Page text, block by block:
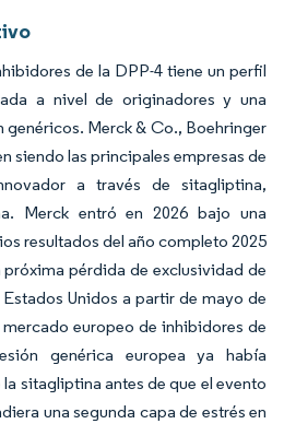
de la DPP-4 tiene un perfil
a nivel de originadores y una
genéricos. Merck & Co., Boehringer
siendo las principales empresas de
a través de sitagliptina,
Merck entró en 2026 bajo una
resultados del año completo 2025
pérdida de exclusividad de
Unidos a partir de mayo de
europeo de inhibidores de
genérica europea ya había
sitagliptina antes de que el evento
una segunda capa de estrés en